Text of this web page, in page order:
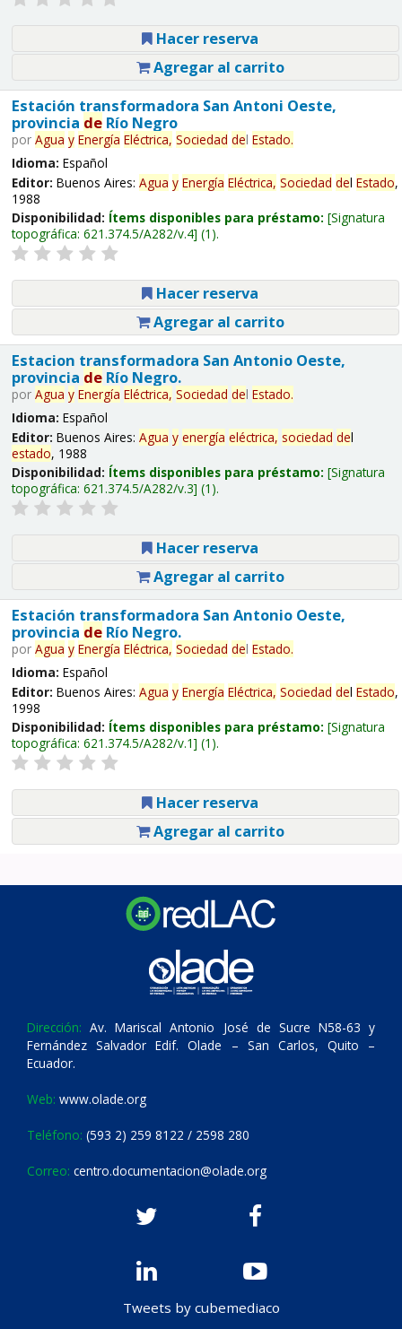
Hacer reserva
Agregar al carrito
Estación transformadora San Antoni Oeste,
provincia deRío Negro
por Agua y Energía Eléctrica, Sociedad del Estado.
Idioma: Español
Editor: Buenos Aires: Agua y Energía Eléctrica, Sociedad del Estado,
1988
Disponibilidad: Ítems disponibles para préstamo: Signatura
topográfica: 621.374.5/A282/v.4 (1).
Hacer reserva
Agregar al carrito
Estacion transformadora San Antonio Oeste,
provincia deRío Negro.
por Agua y Energía Eléctrica, Sociedad del Estado.
Idioma: Español
Editor: Buenos Aires: Agua y energía eléctrica, sociedad del
estado, 1988
Disponibilidad: Ítems disponibles para préstamo: Signatura
topográfica: 621.374.5/A282/v.3 (1).
Hacer reserva
Agregar al carrito
Estación transformadora San Antonio Oeste,
provincia deRío Negro.
por Agua y Energía Eléctrica, Sociedad del Estado.
Idioma: Español
Editor: Buenos Aires: Agua y Energía Eléctrica, Sociedad del Estado,
1998
Disponibilidad: Ítems disponibles para préstamo: Signatura
topográfica: 621.374.5/A282/v.1 (1).
Hacer reserva
Agregar al carrito
Dirección: Av. Mariscal Antonio José de Sucre N58-63 y
Fernández Salvador Edif. Olade – San Carlos, Quito –
Ecuador.
Web: www.olade.org
Teléfono: (593 2) 259 8122 / 2598 280
Correo: centro.documentacion@olade.org
Tweets by cubemediaco